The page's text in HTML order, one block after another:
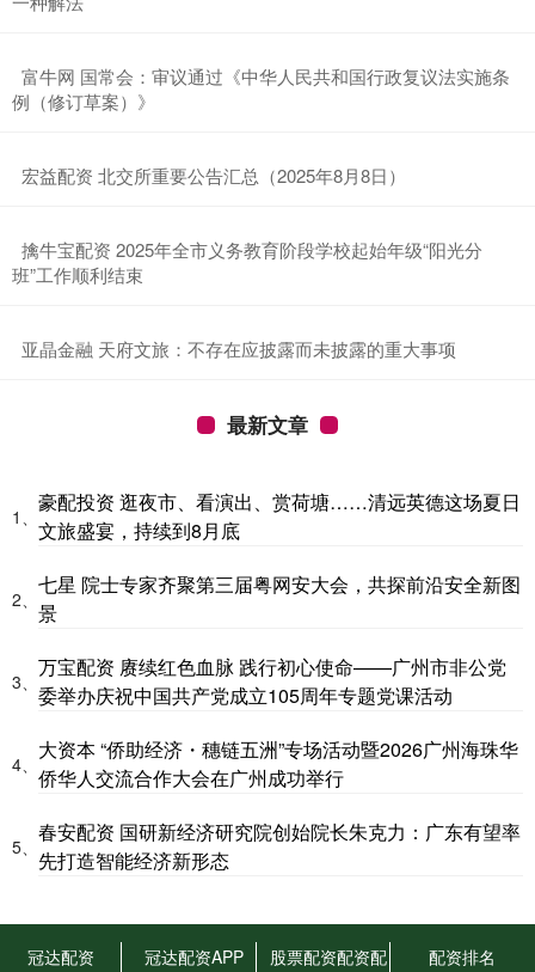
​富牛网 国常会：审议通过《中华人民共和国行政复议法实施条
例（修订草案）》
​宏益配资 北交所重要公告汇总（2025年8月8日）
​擒牛宝配资 2025年全市义务教育阶段学校起始年级“阳光分
班”工作顺利结束
​亚晶金融 天府文旅：不存在应披露而未披露的重大事项
最新文章
1、
豪配投资 逛夜市、看演出、赏荷塘……清远英德这场夏日
文旅盛宴，持续到8月底
2、
七星 院士专家齐聚第三届粤网安大会，共探前沿安全新图
景
3、
万宝配资 赓续红色血脉 践行初心使命——广州市非公党
委举办庆祝中国共产党成立105周年专题党课活动
4、
大资本 “侨助经济・穗链五洲”专场活动暨2026广州海珠华
侨华人交流合作大会在广州成功举行
5、
春安配资 国研新经济研究院创始院长朱克力：广东有望率
先打造智能经济新形态
冠达配资 冠达配资APP
股票配资配资配
配资排名